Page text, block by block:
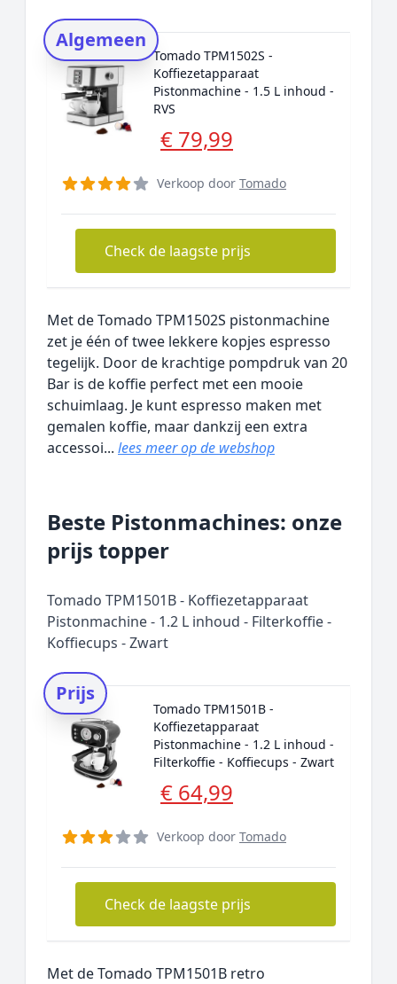
Alternatieven
Prijsniveaus
Algemeen
Tomado TPM1502S -
Koffiezetapparaat
Pistonmachine - 1.5 L inhoud -
RVS
€ 79,99
Verkoop door Tomado
Check de laagste prijs
Met de Tomado TPM1502S pistonmachine
zet je één of twee lekkere kopjes espresso
tegelijk. Door de krachtige pompdruk van 20
Bar is de koffie perfect met een mooie
schuimlaag. Je kunt espresso maken met
gemalen koffie, maar dankzij een extra
accessoi... lees meer op de webshop
Beste Pistonmachines: onze
prijs topper
Tomado TPM1501B - Koffiezetapparaat
Pistonmachine - 1.2 L inhoud - Filterkoffie -
Koffiecups - Zwart
Prijs
Tomado TPM1501B -
Koffiezetapparaat
Pistonmachine - 1.2 L inhoud -
Filterkoffie - Koffiecups - Zwart
€ 64,99
Verkoop door Tomado
Check de laagste prijs
Met de Tomado TPM1501B retro